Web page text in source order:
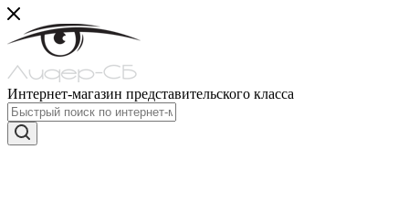
Интернет-магазин представительского класса